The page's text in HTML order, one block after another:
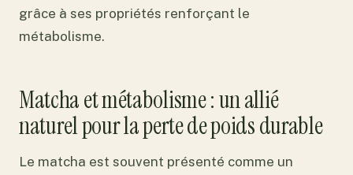
grâce à ses propriétés renforçant le
métabolisme.
Matcha et métabolisme : un allié
naturel pour la perte de poids durable
Le matcha est souvent présenté comme un